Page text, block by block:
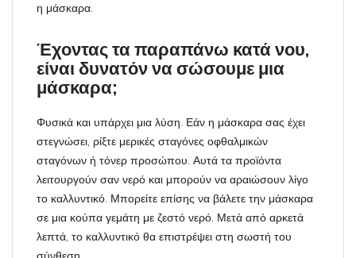
η μάσκαρα.
Έχοντας τα παραπάνω κατά νου,
είναι δυνατόν να σώσουμε μια
μάσκαρα;
Φυσικά και υπάρχει μια λύση. Εάν η μάσκαρα σας έχει
στεγνώσει, ρίξτε μερικές σταγόνες οφθαλμικών
σταγόνων ή τόνερ προσώπου. Αυτά τα προϊόντα
λειτουργούν σαν νερό και μπορούν να αραιώσουν λίγο
το καλλυντικό. Μπορείτε επίσης να βάλετε την μάσκαρα
σε μια κούπα γεμάτη με ζεστό νερό. Μετά από αρκετά
λεπτά, το καλλυντικό θα επιστρέψει στη σωστή του